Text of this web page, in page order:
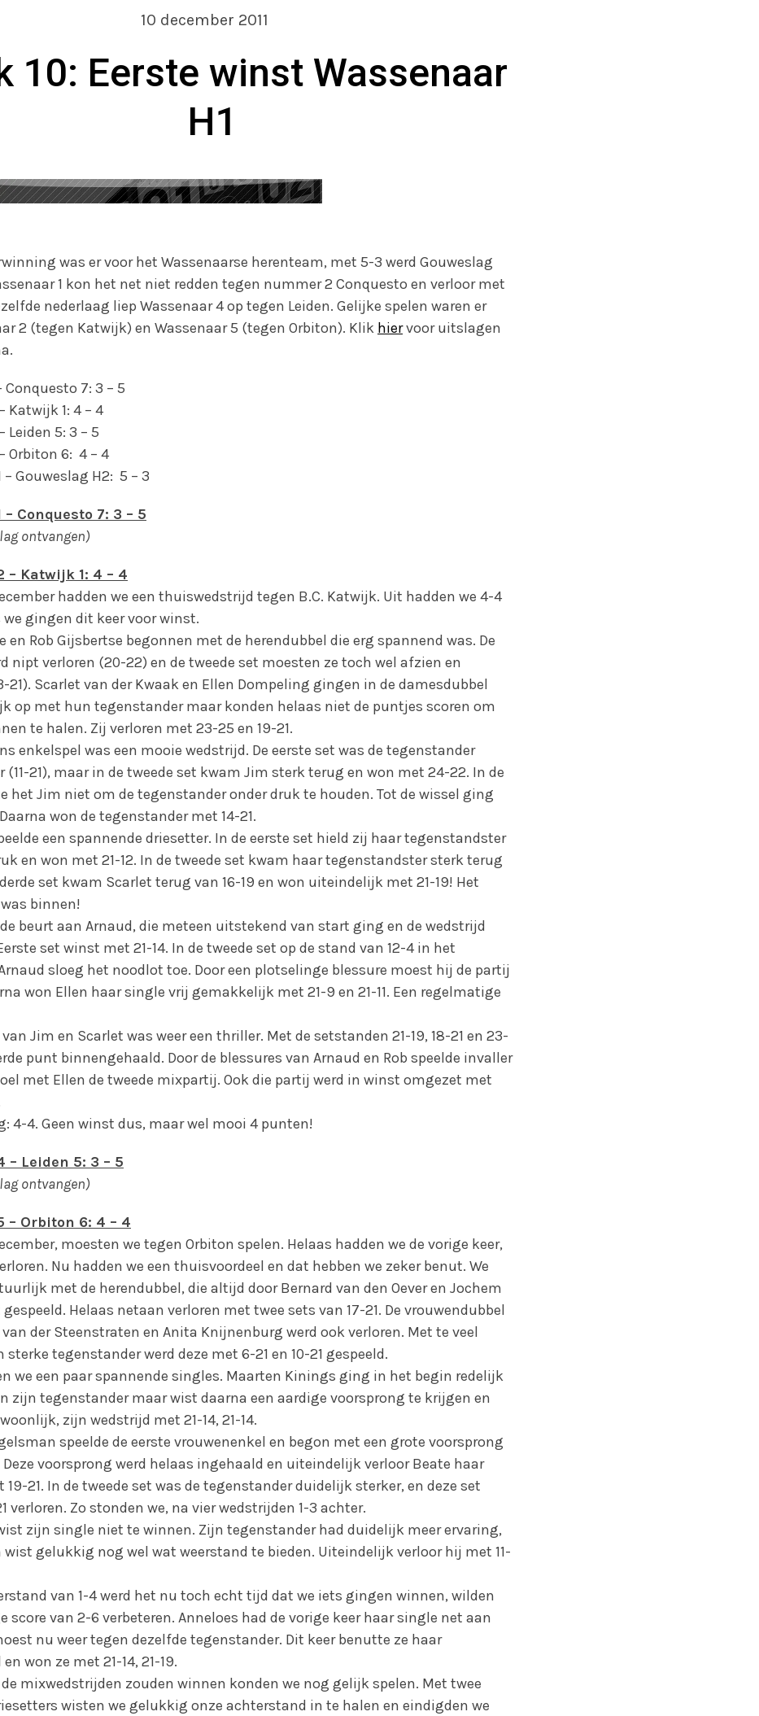
10 december 2011
10: Eerste winst Wassenaar
H1
was er voor het Wassenaarse herenteam, met 5-3 werd Gouweslag
1 kon het net niet redden tegen nummer 2 Conquesto en verloor met
nederlaag liep Wassenaar 4 op tegen Leiden. Gelijke spelen waren er
2 (tegen Katwijk) en Wassenaar 5 (tegen Orbiton). Klik hiervoor uitslagen
Conquesto 7: 3 – 5
Katwijk 1: 4 – 4
Leiden 5: 3 – 5
Orbiton 6: 4 – 4
– Gouweslag H2: 5 – 3
Conquesto 7: 3 – 5
ontvangen)
– Katwijk 1: 4 – 4
hadden we een thuiswedstrijd tegen B.C. Katwijk. Uit hadden we 4-4
we gingen dit keer voor winst.
en Rob Gijsbertse begonnen met de herendubbel die erg spannend was. De
nipt verloren (20-22) en de tweede set moesten ze toch wel afzien en
21). Scarlet van der Kwaak en Ellen Dompeling gingen in de damesdubbel
op met hun tegenstander maar konden helaas niet de puntjes scoren om
te halen. Zij verloren met 23-25 en 19-21.
enkelspel was een mooie wedstrijd. De eerste set was de tegenstander
21), maar in de tweede set kwam Jim sterk terug en won met 24-22. In de
het Jim niet om de tegenstander onder druk te houden. Tot de wissel ging
won de tegenstander met 14-21.
een spannende driesetter. In de eerste set hield zij haar tegenstandster
en won met 21-12. In de tweede set kwam haar tegenstandster sterk terug
derde set kwam Scarlet terug van 16-19 en won uiteindelijk met 21-19! Het
binnen!
beurt aan Arnaud, die meteen uitstekend van start ging en de wedstrijd
set winst met 21-14. In de tweede set op de stand van 12-4 in het
sloeg het noodlot toe. Door een plotselinge blessure moest hij de partij
won Ellen haar single vrij gemakkelijk met 21-9 en 21-11. Een regelmatige
Jim en Scarlet was weer een thriller. Met de setstanden 21-19, 18-21 en 23-
punt binnengehaald. Door de blessures van Arnaud en Rob speelde invaller
met Ellen de tweede mixpartij. Ook die partij werd in winst omgezet met
4-4. Geen winst dus, maar wel mooi 4 punten!
– Leiden 5: 3 – 5
ontvangen)
– Orbiton 6: 4 – 4
moesten we tegen Orbiton spelen. Helaas hadden we de vorige keer,
Nu hadden we een thuisvoordeel en dat hebben we zeker benut. We
met de herendubbel, die altijd door Bernard van den Oever en Jochem
Helaas netaan verloren met twee sets van 17-21. De vrouwendubbel
der Steenstraten en Anita Knijnenburg werd ook verloren. Met te veel
sterke tegenstander werd deze met 6-21 en 10-21 gespeeld.
we een paar spannende singles. Maarten Kinings ging in het begin redelijk
zijn tegenstander maar wist daarna een aardige voorsprong te krijgen en
zijn wedstrijd met 21-14, 21-14.
speelde de eerste vrouwenenkel en begon met een grote voorsprong
Deze voorsprong werd helaas ingehaald en uiteindelijk verloor Beate haar
19-21. In de tweede set was de tegenstander duidelijk sterker, en deze set
verloren. Zo stonden we, na vier wedstrijden 1-3 achter.
zijn single niet te winnen. Zijn tegenstander had duidelijk meer ervaring,
wist gelukkig nog wel wat weerstand te bieden. Uiteindelijk verloor hij met 11-
van 1-4 werd het nu toch echt tijd dat we iets gingen winnen, wilden
score van 2-6 verbeteren. Anneloes had de vorige keer haar single net aan
nu weer tegen dezelfde tegenstander. Dit keer benutte ze haar
won ze met 21-14, 21-19.
mixwedstrijden zouden winnen konden we nog gelijk spelen. Met twee
wisten we gelukkig onze achterstand in te halen en eindigden we